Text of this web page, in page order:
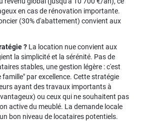
en cas de rénovation importante.
(30% d'abattement) convient aux
? La location nue convient aux
la simplicité et la sérénité. Pas de
stables, une gestion légère : c'est
famille" par excellence. Cette stratégie
ayant des travaux importants à
ou ceux qui ne souhaitent pas
active du meublé. La demande locale
bon niveau de locataires potentiels.